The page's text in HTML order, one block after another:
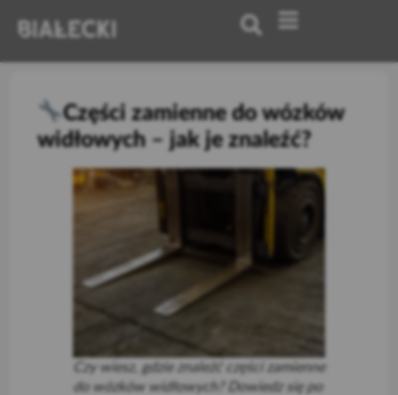
Części zamienne do wózków
widłowych – jak je znaleźć?
Czy wiesz, gdzie znaleźć części zamienne
do wózków widłowych? Dowiedz się po